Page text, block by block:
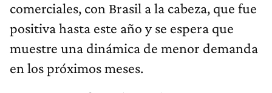
comerciales, con Brasil a la cabeza, que fue
positiva hasta este año y se espera que
muestre una dinámica de menor demanda
en los próximos meses.